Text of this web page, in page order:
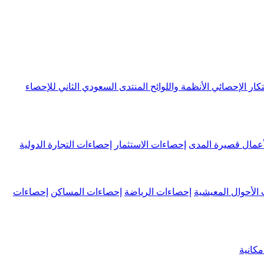
الإحصائي الأنظمة واللوائح المنتدى السعودي الثاني للإحصاء
قصيرة المدى إحصاءات الاستثمار إحصاءات التجارة الدولية
الأحوال المعيشية إحصاءات الرياضة إحصاءات المساكن إحصاءات